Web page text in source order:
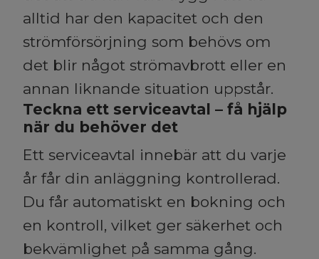
alltid har den kapacitet och den
strömförsörjning som behövs om
det blir något strömavbrott eller en
annan liknande situation uppstår.
Teckna ett serviceavtal – få hjälp
när du behöver det
Ett serviceavtal innebär att du varje
år får din anläggning kontrollerad.
Du får automatiskt en bokning och
en kontroll, vilket ger säkerhet och
bekvämlighet på samma gång.